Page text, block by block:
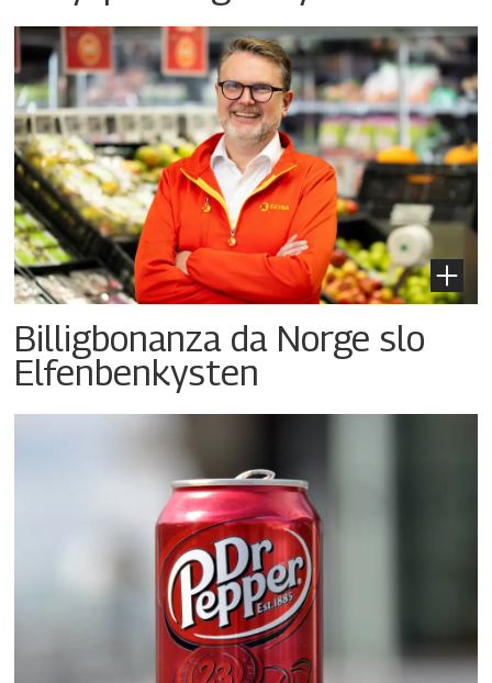
Billigbonanza da Norge slo
Elfenbenkysten